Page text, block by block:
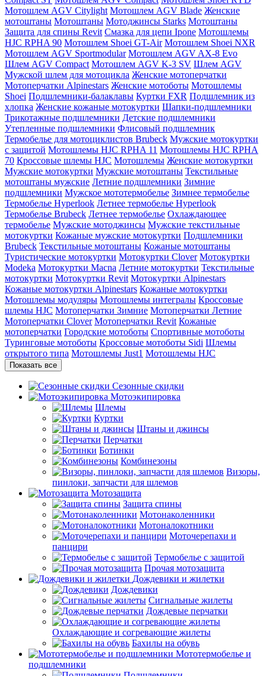
Мотошлем AGV Citylight Мотошлем AGV Blade Женские
мотоштаны Мотоштаны Мотоджинсы Starks Мотоштаны
Защита для спины Revit Смазка для цепи Ipone Мотошлемы
HJC RPHA 90 Мотошлем Shoei GT-Air Мотошлем Shoei NXR
Мотошлем AGV Sportmodular Мотошлем AGV AX-8 Evo
Шлем AGV Compact Мотошлем AGV K-3 SV Шлем AGV
Мужской шлем для мотоцикла Женские мотоперчатки
Мотоперчатки Alpinestars Женские мотоботы Мотошлемы
Shoei Подшлемники-балаклавы Куртки FXR Подшлемник из
хлопка Женские кожаные мотокуртки Шапки-подшлемники
Трикотажные подшлемники Детские подшлемники
Утепленные подшлемники Флисовый подшлемник
Термобелье для мотоциклистов Brubeck Мужские мотокуртки
с защитой Мотошлемы HJC RPHA 11 Мотошлемы HJC RPHA
70 Кроссовые шлемы HJC Мотошлемы Женские мотокуртки
Мужские мотокуртки Мужские мотоштаны Текстильные
мотоштаны мужские Летние подшлемники Зимние
подшлемники Мужское мототермобелье Зимнее термобелье
Термобелье Hyperlook Летнее термобелье Hyperlook
Термобелье Brubeck Летнее термобелье Охлаждающее
термобелье Мужские мотоджинсы Мужские текстильные
мотокуртки Кожаные мужские мотокуртки Подшлемники
Brubeck Текстильные мотоштаны Кожаные мотоштаны
Туристические мотокуртки Мотокуртки Clover Мотокуртки
Modeka Мотокуртки Macna Летние мотокуртки Текстильные
мотокуртки Мотокуртки Revit Мотокуртки Alpinestars
Кожаные мотокуртки Alpinestars Кожаные мотокуртки
Мотошлемы модуляры Мотошлемы интегралы Кроссовые
шлемы HJC Мотоперчатки Зимние Мотоперчатки Летние
Мотоперчатки Clover Мотоперчатки Revit Кожаные
мотоперчатки Городские мотоботы Спортивные мотоботы
Туринговые мотоботы Кроссовые мотоботы Sidi Шлемы
открытого типа Мотошлемы Just1 Мотошлемы HJC
Показать все
Сезонные скидки
Мотоэкипировка
Шлемы
Куртки
Штаны и джинсы
Перчатки
Ботинки
Комбинезоны
Визоры,
пинлоки, запчасти для шлемов
Мотозащита
Защита спины
Мотонаколенники
Мотоналокотники
Моточерепахи и
панцири
Термобелье с защитой
Прочая мотозащита
Дождевики и жилетки
Дождевики
Сигнальные жилеты
Дождевые перчатки
Охлаждающие и согревающие жилеты
Бахилы на обувь
Мототермобелье и
подшлемники